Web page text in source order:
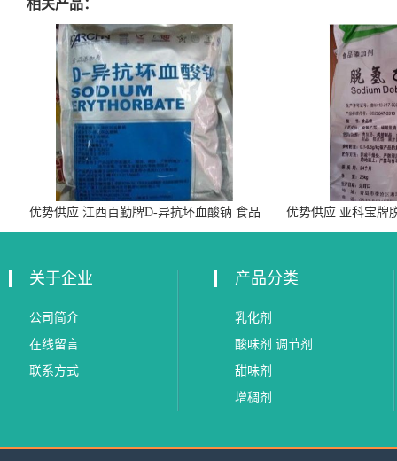
相关产品：
优势供应 江西百勤牌D-异抗坏血酸钠 食品
级抗氧化剂
优势供应 亚科宝牌
关于企业
公司简介
在线留言
联系方式
产品分类
乳化剂
酸味剂 调节剂
甜味剂
增稠剂